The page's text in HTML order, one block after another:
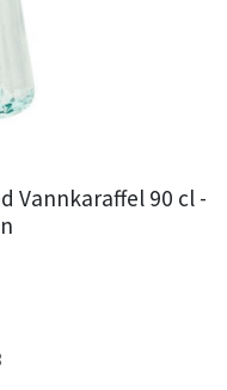
Vannkaraffel 90 cl -